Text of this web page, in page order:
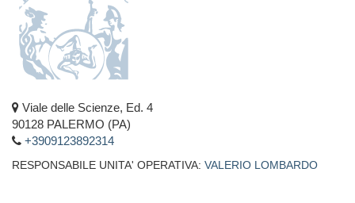
Viale delle Scienze, Ed. 4
90128 PALERMO (PA)
+3909123892314
RESPONSABILE UNITA' OPERATIVA: VALERIO LOMBARDO